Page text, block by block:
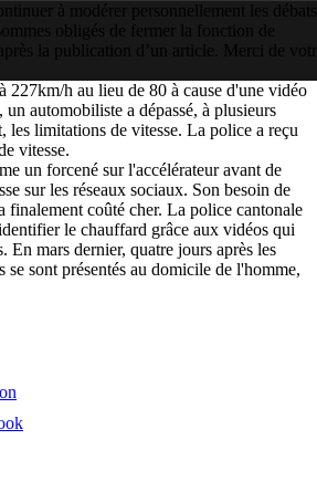
à modérer personnellement les débats
obligés de fermer la fonction de
la publication d’un article. Merci de
227km/h au lieu de 80 à cause d'une vidéo
automobiliste a dépassé, à plusieurs
les limitations de vitesse. La police a reçu
vitesse.
un forcené sur l'accélérateur avant de
sur les réseaux sociaux. Son besoin de
finalement coûté cher. La police cantonale
le chauffard grâce aux vidéos qui
En mars dernier, quatre jours après les
se sont présentés au domicile de l'homme,